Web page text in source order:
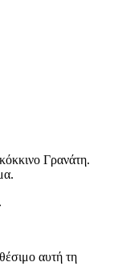
Γρανάτη.
αυτή τη